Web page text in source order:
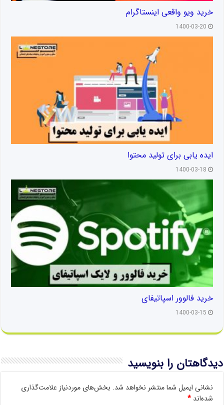
خرید ویو واقعی اینستاگرام
1400-03-20
ایده یابی برای تولید محتوا
1400-03-18
خرید فالوور اسپاتیفای
1400-03-15
دیدگاهتان را بنویسید
نشانی ایمیل شما منتشر نخواهد شد. بخش‌های موردنیاز علامت‌گذاری
شده‌اند*